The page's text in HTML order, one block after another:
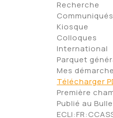
Recherche
Communiqués
Kiosque
Colloques
International
Parquet
Mes
Télécharger
Première
Publié au